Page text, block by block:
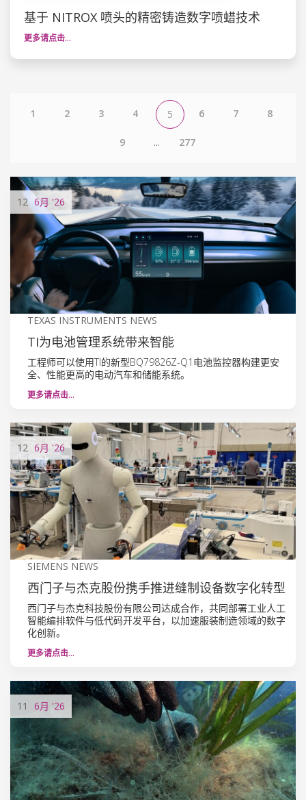
基于 NITROX 喷头的精密铸造数字喷蜡技术
更多请点击…
1 2 3 4 5 6 7 8
9 ... 277
12 6月 '26
TEXAS INSTRUMENTS NEWS
TI为电池管理系统带来智能
工程师可以使用TI的新型BQ79826Z-Q1电池监控器构建更安
全、性能更高的电动汽车和储能系统。
更多请点击…
12 6月 '26
SIEMENS NEWS
西门子与杰克股份携手推进缝制设备数字化转型
西门子与杰克科技股份有限公司达成合作，共同部署工业人工
智能编排软件与低代码开发平台，以加速服装制造领域的数字
化创新。
更多请点击…
11 6月 '26